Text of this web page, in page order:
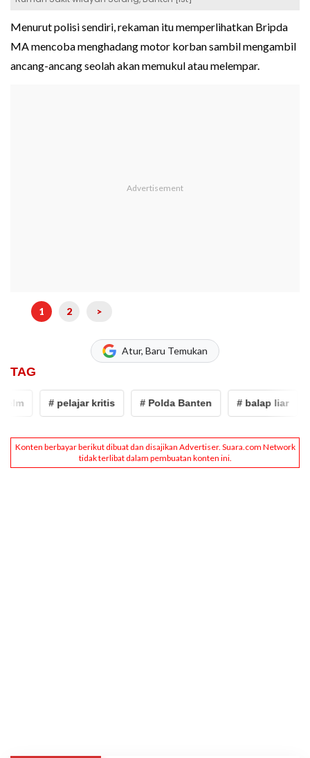
Menurut polisi sendiri, rekaman itu memperlihatkan Bripda
MA mencoba menghadang motor korban sambil mengambil
ancang-ancang seolah akan memukul atau melempar.
1 2 >
Atur, Baru Temukan
TAG
# pelajar kritis # Polda Banten # balap liar